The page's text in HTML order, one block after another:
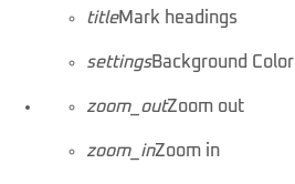
titleMark headings
settingsBackground Color
zoom_outZoom out
zoom_inZoom in